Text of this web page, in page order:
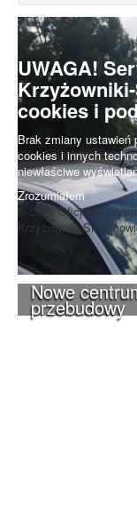
Nowe
przebudowy
UWAGA!
cookies i
Brak zmiany ustawień
cookies i innych
niewłaściwe
Zrozumiałem
© 2026 Oficjalna
Krzyżowniki-